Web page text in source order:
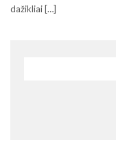
dažikliai […]